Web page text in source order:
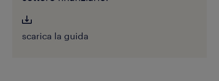
scarica la guida